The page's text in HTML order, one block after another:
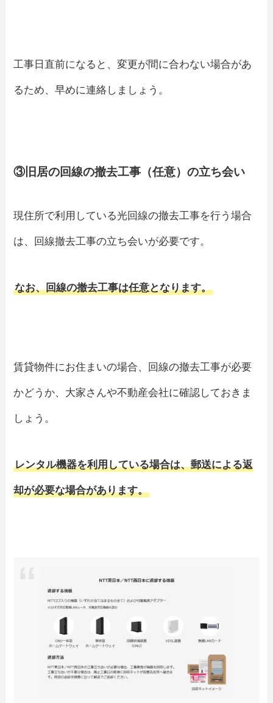
工事日直前になると、変更が間に合わない場合があ
るため、早めに連絡しましょう。
③旧居の回線の撤去工事（任意）の立ち会い
現住所で利用している光回線の撤去工事を行う場合
は、回線撤去工事の立ち会いが必要です。
なお、回線の撤去工事は任意となります。
賃貸物件にお住まいの場合、回線の撤去工事が必要
かどうか、大家さんや不動産会社に確認しておきま
しょう。
レンタル機器を利用している場合は、郵送による返
却が必要な場合があります。